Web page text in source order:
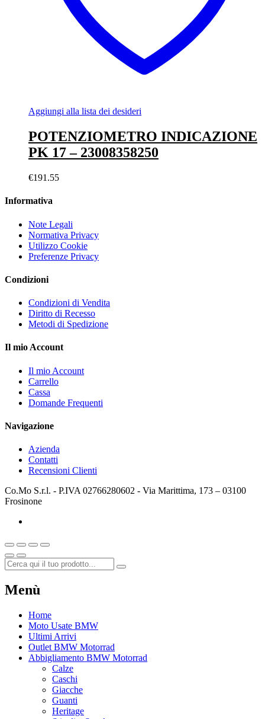
Aggiungi alla lista dei desideri
POTENZIOMETRO INDICAZIONE
PK 17 – 23008358250
€191.55
Informativa
Note Legali
Normativa Privacy
Utilizzo Cookie
Preferenze Privacy
Condizioni
Condizioni di Vendita
Diritto di Recesso
Metodi di Spedizione
Il mio Account
Il mio Account
Carrello
Cassa
Domande Frequenti
Navigazione
Azienda
Contatti
Recensioni Clienti
Co.Mo S.r.l. - P.IVA 02766280602 - Via Marittima, 173 – 03100
Frosinone
Menù
Home
Moto Usate BMW
Ultimi Arrivi
Outlet BMW Motorrad
Abbigliamento BMW Motorrad
Calze
Caschi
Giacche
Guanti
Heritage